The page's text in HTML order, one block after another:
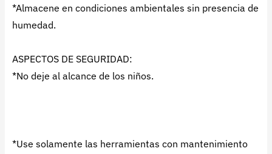
*Almacene en condiciones ambientales sin presencia de
humedad.
ASPECTOS DE SEGURIDAD:
*No deje al alcance de los niños.
*Use solamente las herramientas con mantenimiento